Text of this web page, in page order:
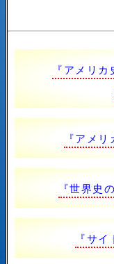
『アメリ
『アメ
『世界史
『サ